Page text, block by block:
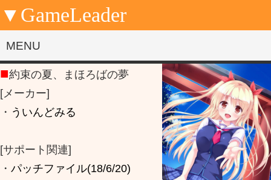
▼GameLeader
MENU
■約束の夏、まほろばの夢
[メーカー]
・ ういんどみる
[サポート関連]
・ パッチファイル(18/6/20)